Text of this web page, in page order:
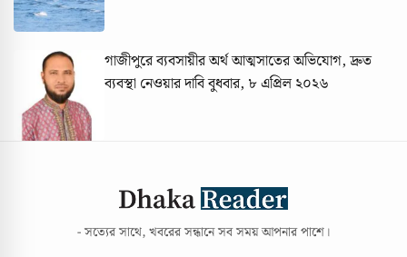
গাজীপুরে ব্যবসায়ীর অর্থ আত্মসাতের অভিযোগ, দ্রুত
ব্যবস্থা নেওয়ার দাবিবুধবার, ৮ এপ্রিল ২০২৬
- সত্যের সাথে, খবরের সন্ধানে সব সময় আপনার পাশে।